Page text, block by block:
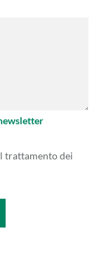
trattamento dei